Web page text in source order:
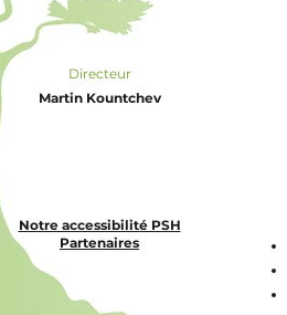
Directeur
Martin Kountchev
Notre accessibilité PSH
Partenaires